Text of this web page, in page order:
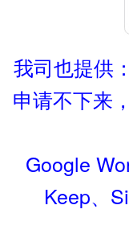
我司也提供
申请不下来
Google
Keep、